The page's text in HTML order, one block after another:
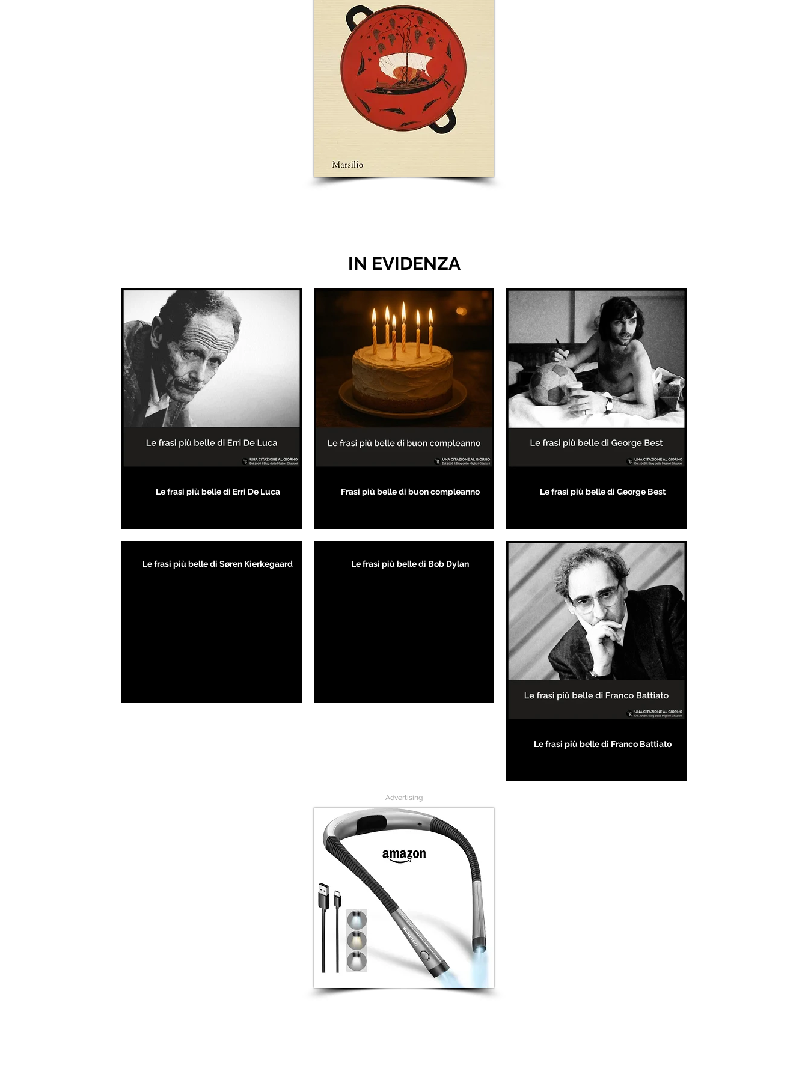
IN EVIDENZA
Le frasi più belle di Erri De Luca Frasi più belle di buon compleanno Le frasi più belle di George Best
Le frasi più belle di Søren Kierkegaard Le frasi più belle di Bob Dylan
Le frasi più belle di Franco Battiato
Advertising